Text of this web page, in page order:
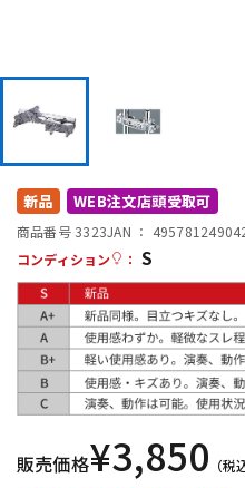
配信/ライブ機器
中古
新品 WEB注文店頭受取可
商品番号 3323JAN ：
コンディション
： S
販売価格¥3,850 （税